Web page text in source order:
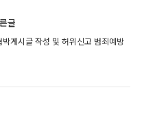
글
게시글 작성 및 허위신고 범죄예방